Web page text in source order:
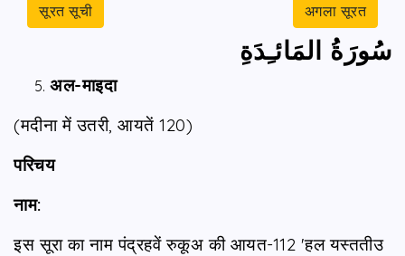
सूरत सूची अगला सूरत
سُورَةُ المَائـِدَةِ
अल-माइदा
(मदीना में उतरी, आयतें 120)
परिचय
नाम:
इस सूरा का नाम पंद्रहवें रुकूअ की आयत-112 'हल यस्ततीउ